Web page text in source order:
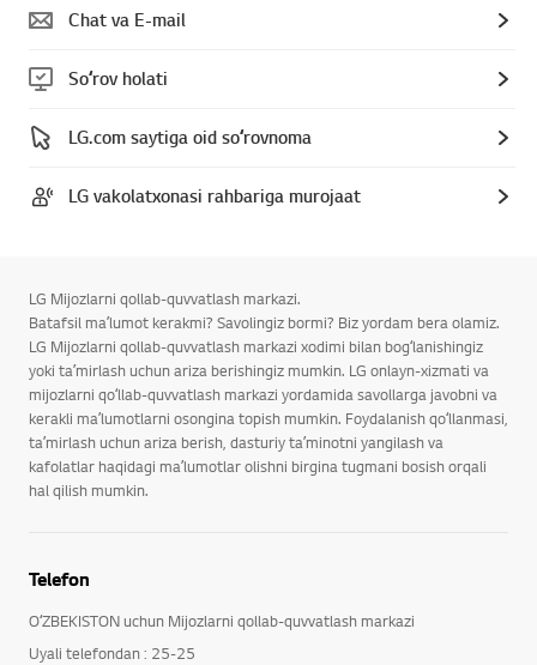
Chat va E-mail
Soʻrov holati
LG.com saytiga oid soʻrovnoma
LG vakolatxonasi rahbariga murojaat
LG Mijozlarni qollab-quvvatlash markazi.
Batafsil maʼlumot kerakmi? Savolingiz bormi? Biz yordam bera olamiz.
LG Mijozlarni qollab-quvvatlash markazi xodimi bilan bogʻlanishingiz
yoki taʼmirlash uchun ariza berishingiz mumkin. LG onlayn-xizmati va
mijozlarni qoʻllab-quvvatlash markazi yordamida savollarga javobni va
kerakli maʼlumotlarni osongina topish mumkin. Foydalanish qoʻllanmasi,
taʼmirlash uchun ariza berish, dasturiy taʼminotni yangilash va
kafolatlar haqidagi maʼlumotlar olishni birgina tugmani bosish orqali
hal qilish mumkin.
Telefon
OʻZBEKISTON uchun Mijozlarni qollab-quvvatlash markazi
Uyali telefondan : 25-25